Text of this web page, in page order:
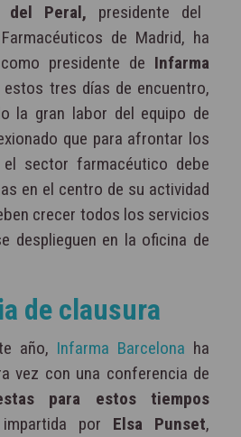
del Peral, presidente del
de Madrid, ha
presidente de Infarma
estos tres días de encuentro,
la gran labor del equipo de
que para afrontar los
sector farmacéutico debe
en el centro de su actividad
crecer todos los servicios
desplieguen en la oficina de
de clausura
año, Infarma Barcelona ha
vez con una conferencia de
para estos tiempos
impartida por Elsa Punset,